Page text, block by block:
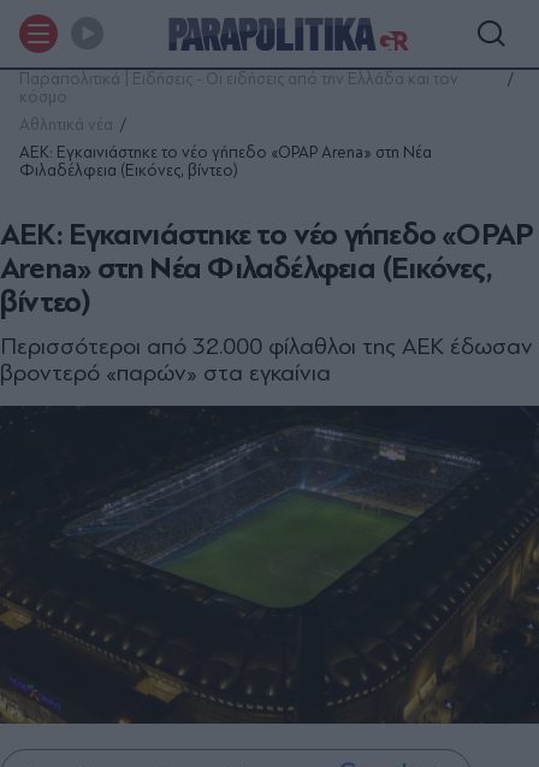
Παραπολιτικά | Ειδήσεις - Οι ειδήσεις από την Ελλάδα και τον
κόσμο
Αθλητικά νέα
ΑΕΚ: Εγκαινιάστηκε το νέο γήπεδο «OPAP Arena» στη Νέα
Φιλαδέλφεια (Εικόνες, βίντεο)
ΑΕΚ: Εγκαινιάστηκε το νέο γήπεδο «OPAP
Arena» στη Νέα Φιλαδέλφεια (Εικόνες,
βίντεο)
Περισσότεροι από 32.000 φίλαθλοι της ΑΕΚ έδωσαν
βροντερό «παρών» στα εγκαίνια